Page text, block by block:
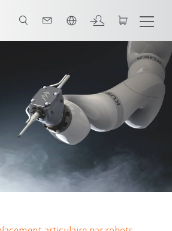
les partenaires du système